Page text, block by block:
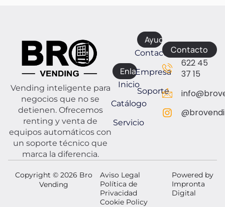
Vending inteligente para
negocios que no se
detienen. Ofrecemos
renting y venta de
equipos automáticos con
un soporte técnico que
marca la diferencia.
Enlaces
Inicio
Catálogo
Servicio
Ayuda
Contacto
Empresa
Soporte
Contacto
622 45
37 15
Copyright © 2026 Bro
Vending
Aviso Legal
Política de
Privacidad
Cookie Policy
Powered by
Impronta
Digital